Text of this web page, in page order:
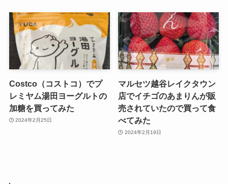
Costco（コストコ）でプ
レミヤム湯田ヨーグルトの
加糖を買ってみた
2024年2月25日
マルセツ越谷レイクタウン
店でイチゴのあまりんが販
売されていたので買って食
べてみた
2024年2月19日